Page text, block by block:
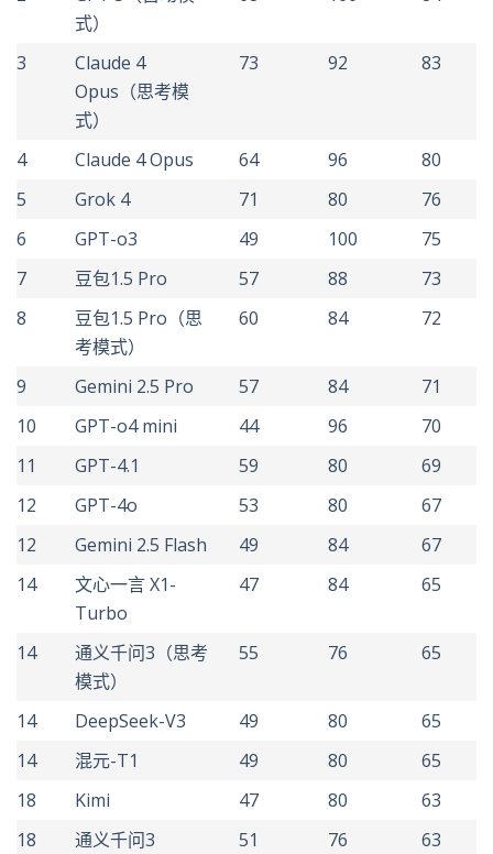
式）
3
Claude 4
Opus（思考模
式）
73 92 83
4 Claude 4 Opus 64 96
80
5
Grok 4 71 80
76
6
GPT-o3 49 100
75
7
豆包1.5 Pro 57 88
73
8
豆包1.5 Pro（思
考模式）
60 84 72
9 Gemini 2.5 Pro 57 84
71
10
GPT-o4 mini 44 96
70
11
GPT-4.1 59 80
69
12
GPT-4o 53 80
67
12
Gemini 2.5 Flash 49 84
67
14
文心一言 X1-
Turbo
47 84 65
14
通义千问3（思考
模式）
55 76 65
14 DeepSeek-V3 49 80
65
14
混元-T1 49 80
65
18
Kimi 47 80
63
18
通义千问3 51 76
63